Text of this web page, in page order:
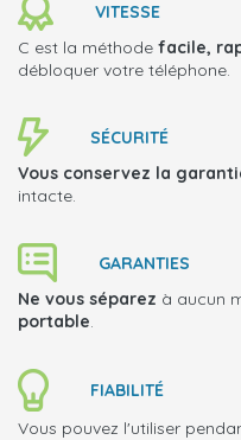
VITESSE
C est la méthode facile,
débloquer votre téléphone.
SÉCURITÉ
Vous conservez la
intacte.
GARANTIES
Ne vous séparez à aucun
portable.
FIABILITÉ
Vous pouvez l'utiliser